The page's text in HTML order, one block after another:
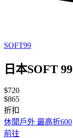
SOFT99
日本SOFT
$720
$865
折扣
休閒戶外 最高折600
前往